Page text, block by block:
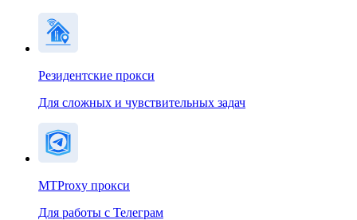
Резидентские прокси
Для сложных и чувствительных задач
MTProxy прокси
Для работы с Телеграм